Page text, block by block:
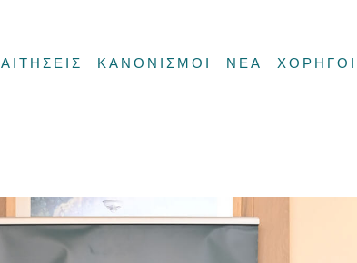
ΑΙΤΗΣΕΙΣ ΚΑΝΟΝΙΣΜΟΙ ΝΕΑ ΧΟΡΗΓΟΙ